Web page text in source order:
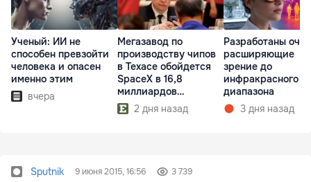
Ученый: ИИ не
способен превзойти
человека и опасен
именно этим
вчера
Мегазавод по
производству чипов
в Техасе обойдется
SpaceX в 16,8
миллиардов
долларов
2 дня назад
Разработаны
расширяющие
зрение до
инфракрасного
диапазона
3 дня назад
Sputnik 9 июня 2015, 16:56 3 739